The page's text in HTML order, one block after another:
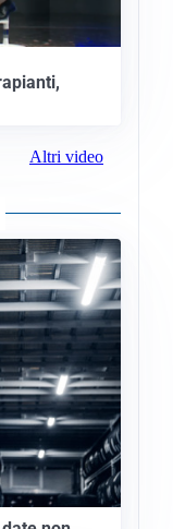
Altri video